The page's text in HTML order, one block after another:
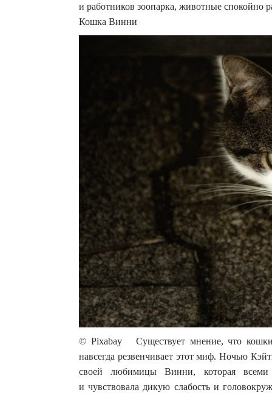
и работников зоопарка, животные спокойно
Кошка Винни
© Pixabay Существует мнение, что
навсегда резвенчивает этот миф. Ночью
своей любимицы Винни, которая всеми
и чувствовала дикую слабость и